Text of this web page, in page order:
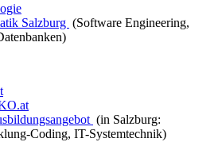
Salzburg (Software Engineering,
(in Salzburg:
Coding, IT-Systemtechnik)